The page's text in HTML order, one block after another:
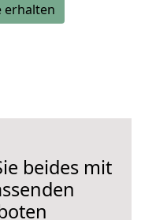
erhalten
beides mit